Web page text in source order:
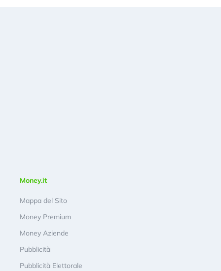
Money.it
Mappa del Sito
Money Premium
Money Aziende
Pubblicità
Pubblicità Elettorale